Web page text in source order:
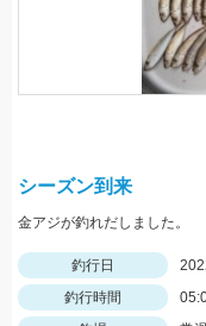
シーズン到来
金アジが釣れだしました。
釣行日
釣行時間